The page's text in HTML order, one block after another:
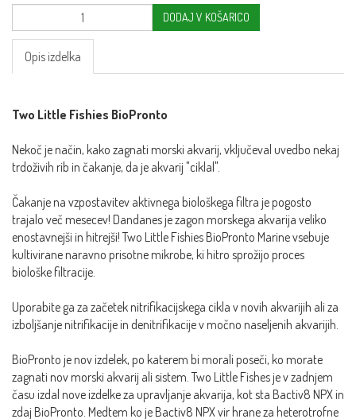
DODAJ V KOŠARICO
Opis izdelka
Two Little Fishies BioPronto
Nekoč je način, kako zagnati morski akvarij, vključeval uvedbo nekaj
trdoživih rib in čakanje, da je akvarij "ciklal".
Čakanje na vzpostavitev aktivnega biološkega filtra je pogosto
trajalo več mesecev! Dandanes je zagon morskega akvarija veliko
enostavnejši in hitrejši! Two Little Fishies BioPronto Marine vsebuje
kultivirane naravno prisotne mikrobe, ki hitro sprožijo proces
biološke filtracije.
Uporabite ga za začetek nitrifikacijskega cikla v novih akvarijih ali za
izboljšanje nitrifikacije in denitrifikacije v močno naseljenih akvarijih.
BioPronto je nov izdelek, po katerem bi morali poseči, ko morate
zagnati nov morski akvarij ali sistem. Two Little Fishes je v zadnjem
času izdal nove izdelke za upravljanje akvarija, kot sta Bactiv8 NPX in
zdaj BioPronto. Medtem ko je Bactiv8 NPX vir hrane za heterotrofne